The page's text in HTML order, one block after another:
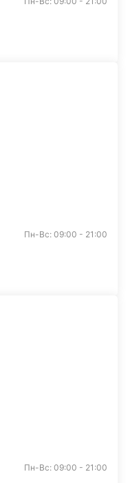
Пн-Вс: 09:00 - 21:00
Пн-Вс: 09:00 - 21:00